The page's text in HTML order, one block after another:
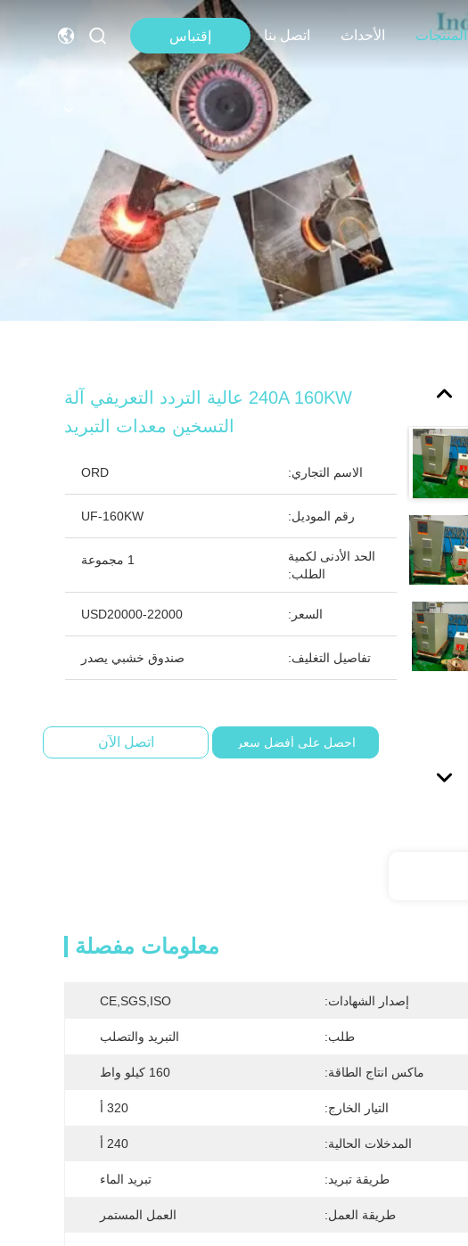
المنتجات الأحداث اتصل بنا إقتباس
240A 160KW عالية التردد التعريفي آلة
التسخين معدات التبريد
الاسم التجاري: ORD
رقم الموديل: UF-160KW
الحد الأدنى لكمية
الطلب:
1 مجموعة
السعر: USD20000-22000
تفاصيل التغليف: صندوق خشبي يصدر
احصل على أفضل سعر اتصل الآن
معلومات مفصلة
إصدار الشهادات: CE,SGS,ISO
طلب: التبريد والتصلب
ماكس انتاج الطاقة: 160 كيلو واط
التيار الخارج: 320 أ
المدخلات الحالية: 240 أ
طريقة تبريد: تبريد الماء
طريقة العمل: العمل المستمر